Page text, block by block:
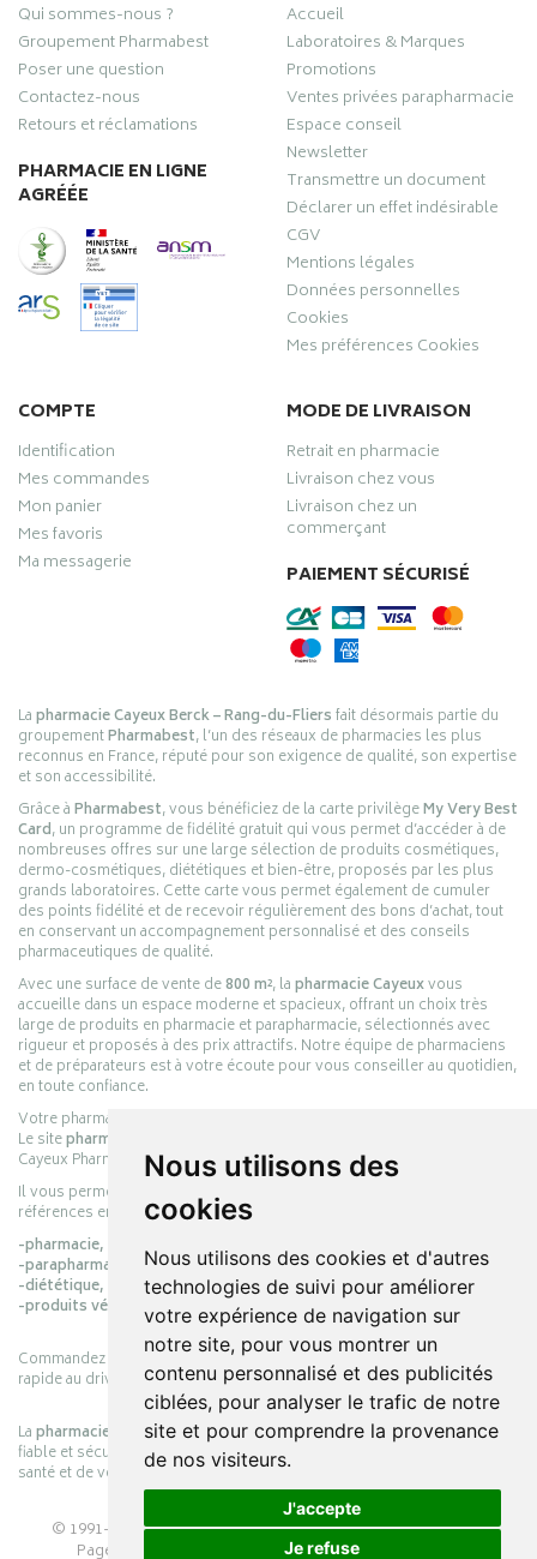
Nous utilisons des
cookies
Nous utilisons des cookies et d'autres
technologies de suivi pour améliorer
votre expérience de navigation sur
notre site, pour vous montrer un
contenu personnalisé et des publicités
ciblées, pour analyser le trafic de notre
site et pour comprendre la provenance
de nos visiteurs.
J'accepte
Je refuse
Qui sommes-nous ?
Groupement Pharmabest
Poser une question
Contactez-nous
Retours et réclamations
PHARMACIE EN LIGNE
AGRÉÉE
Accueil
Laboratoires & Marques
Promotions
Ventes privées parapharmacie
Espace conseil
Newsletter
Transmettre un document
Déclarer un effet indésirable
CGV
Mentions légales
Données personnelles
Cookies
Mes préférences Cookies
COMPTE
Identification
Mes commandes
Mon panier
Mes favoris
Ma messagerie
MODE DE LIVRAISON
Retrait en pharmacie
Livraison chez vous
Livraison chez un
commerçant
PAIEMENT SÉCURISÉ
Lapharmacie Cayeux Berck – Rang-du-Fliersfait désormais partie du
groupementPharmabest, l’un des réseaux de pharmacies les plus
reconnus en France, réputé pour son exigence de qualité, son expertise
et son accessibilité.
Grâce àPharmabest, vous bénéficiez de la carte privilègeMy Very Best
Card, un programme de fidélité gratuit qui vous permet d’accéder à de
nombreuses offres sur une large sélection de produits cosmétiques,
dermo-cosmétiques, diététiques et bien-être, proposés par les plus
grands laboratoires. Cette carte vous permet également de cumuler
des points fidélité et de recevoir régulièrement des bons d’achat, tout
en conservant un accompagnement personnalisé et des conseils
pharmaceutiques de qualité.
Avec une surface de vente de800 m², lapharmacie Cayeuxvous
accueille dans un espace moderne et spacieux, offrant un choix très
large de produits en pharmacie et parapharmacie, sélectionnés avec
rigueur et proposés à des prix attractifs. Notre équipe de pharmaciens
et de préparateurs est à votre écoute pour vous conseiller au quotidien,
en toute confiance.
Votre pharmacie en ligne :
Le sitepharmacie-cayeux.fr
Cayeux Pharmabest Berck-sur-Mer – Rang-du-Fliers.
Il vous permet de réaliser vos achats en ligne parmi des milliers de
références en :
-pharmacie,
-parapharmacie,
-diététique,
-produits vétérinaires.
Commandez simplement vos produits en ligne et choisissez le retrait
rapide au drive ou la livraison à domicile, en toute simplicité.
Lapharmacie Cayeuxs’engage à vous offrir une expérience pratique,
fiable et sécurisée, en officine comme en ligne, au service de votre
santé et de votre bien-être.
© 1991-2026PHARMACIE CAYEUX– Tous droits réservés –
Page mise à jour le 03/08/2026 –Pharmacie en ligne